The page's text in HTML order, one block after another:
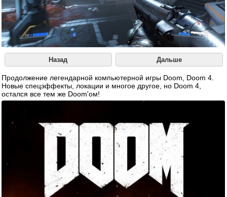
Назад Дальше
Продолжение легендарной компьютерной игры Doom, Doom 4.
Новые спецэффекты, локации и многое другое, но Doom 4,
остался все тем же Doom'ом!